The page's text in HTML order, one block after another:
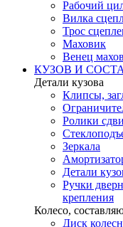
Рабочий
Вилка
Трос
Маховик
Венец
КУЗОВ И
Детали кузова
Клипсы,
Ролики
Зеркала
Детали
Ручки
крепления
Колесо,
Диск